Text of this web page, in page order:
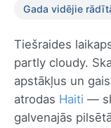
Gada vidējie
Tiešraides
partly cloudy.
apstākļus un
atrodas Haiti —
galvenajās